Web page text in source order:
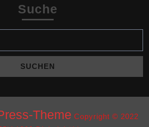
Suche
Theme Copyright © 2022